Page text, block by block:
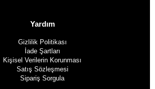
Yardım
Gizlilik Politikası
İade Şartları
Kişisel Verilerin Korunması
Satış Sözleşmesi
Sipariş Sorgula